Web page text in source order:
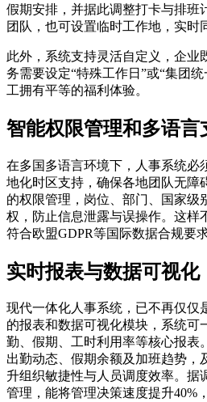
假期安排，并据此调整打卡与排班
团队，也可设置临时工作地，实时
此外，系统支持灵活自定义，企业
务需要设定“特殊工作日”或“集团
工拥有平等的福利体验。
智能权限管理和多语言
在多国多语言环境下，人事系统必
地化时区支持，确保各地团队无障
的权限管理，岗位、部门、国家级
权，防止信息泄露与误操作。这样
符合欧盟GDPR等国际数据合规要求
实时报表与数据可视化
现代一体化人事系统，已不再仅仅
的报表和数据可视化模块，系统可
勤、假期、工时利用率等核心报表
出勤动态、假期余额及加班趋势，
升组织敏捷性与人员调度效率。据
管理，能将管理决策速度提升40%